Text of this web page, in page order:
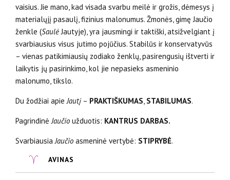
vaisius. Jie mano, kad visada svarbu meilė ir grožis, dėmesys į
materialųjį pasaulį, fizinius malonumus. Žmonės, gimę Jaučio
ženkle (Saulė Jautyje), yra jausmingi ir taktiški, atsižvelgiant į
svarbiausius visus jutimo pojūčius. Stabilūs ir konservatyvūs
– vienas patikimiausių zodiako ženklų, pasirengusių ištverti ir
laikytis jų pasirinkimo, kol jie nepasieks asmeninio
malonumo, tikslo.
Du žodžiai apie Jautį– PRAKTIŠKUMAS STABILUMAS.
Pagrindinė Jaučio užduotis: KANTRUS DARBAS.
Svarbiausia Jaučio asmeninė vertybė: STIPRYBĖ.
AVINAS